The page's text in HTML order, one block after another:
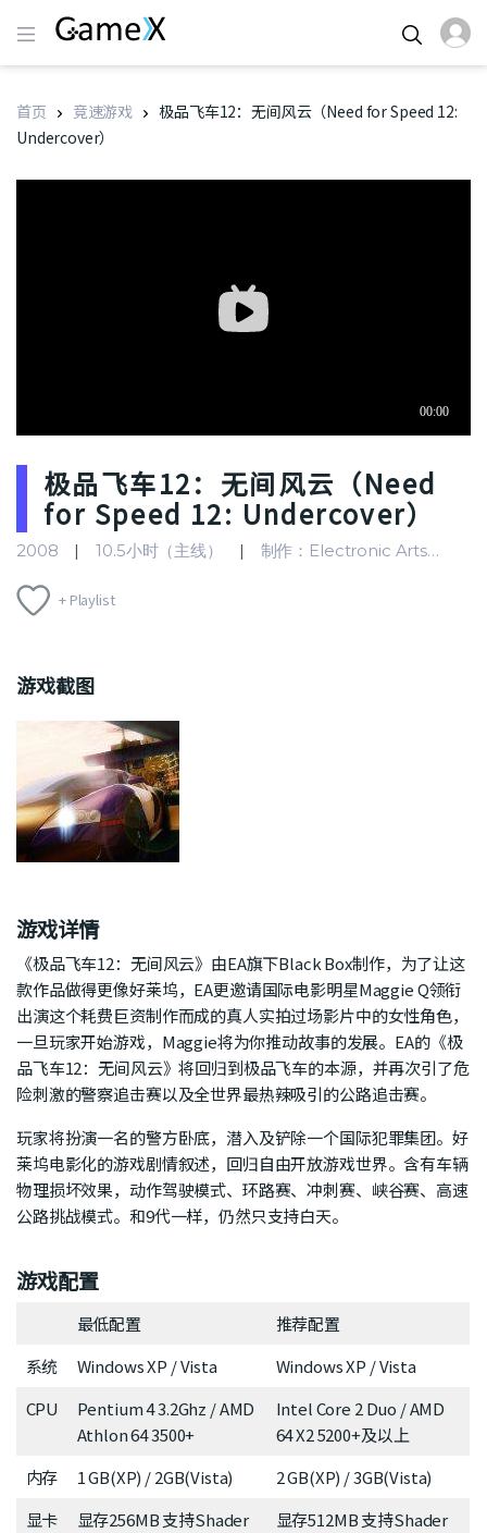
首页 竞速游戏
极品飞车12：无间风云（Need for Speed 12:
Undercover）
极品飞车12：无间风云（Need
for Speed 12: Undercover）
2008 10.5小时（主线） 制作：Electronic Arts
+ Playlist
游戏截图
游戏详情
《极品飞车12：无间风云》由EA旗下Black Box制作，为了让这
款作品做得更像好莱坞，EA更邀请国际电影明星Maggie Q领衔
出演这个耗费巨资制作而成的真人实拍过场影片中的女性角色，
一旦玩家开始游戏，Maggie将为你推动故事的发展。EA的《极
品飞车12：无间风云》将回归到极品飞车的本源，并再次引了危
险刺激的警察追击赛以及全世界最热辣吸引的公路追击赛。
玩家将扮演一名的警方卧底，潜入及铲除一个国际犯罪集团。好
莱坞电影化的游戏剧情叙述，回归自由开放游戏世界。含有车辆
物理损坏效果，动作驾驶模式、环路赛、冲刺赛、峡谷赛、高速
公路挑战模式。和9代一样，仍然只支持白天。
游戏配置
最低配置
推荐配置
系统
Windows XP / Vista
Windows XP / Vista
CPU
Pentium 4 3.2Ghz / AMD
Athlon 64 3500+
Intel Core 2 Duo / AMD
64 X2 5200+及以上
内存
1 GB(XP) / 2GB(Vista)
2 GB(XP) / 3GB(Vista)
显卡
显存256MB 支持Shader
显存512MB 支持Shader